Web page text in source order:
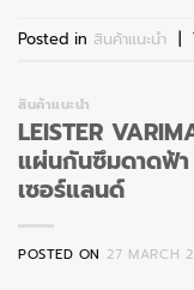
Posted in สินค้าแนะนำ |
สินค้าแนะนำ
LEISTER
แผ่นกันซึมดาดฟ้า
เซอร์แลนด์
POSTED ON 27 MARCH